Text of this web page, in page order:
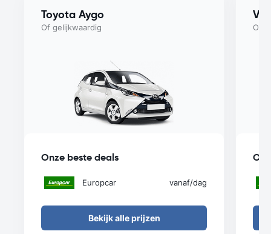
Toyota Aygo
Of gelijkwaardig
Onze beste deals
Europcar vanaf/dag
Bekijk alle prijzen
Of